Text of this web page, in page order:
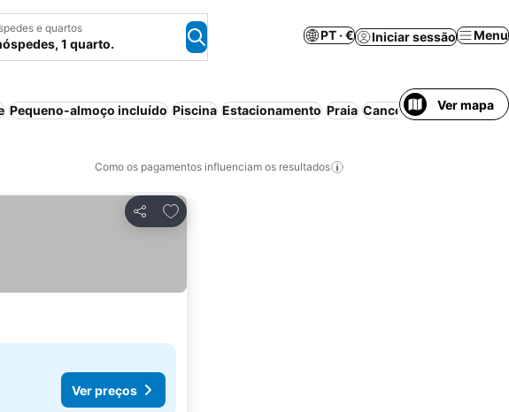
e quartos
1 quarto.
PT · € Iniciar sessão Menu
Pequeno-almoço incluído Piscina Estacionamento Praia Cancelamento gratuito
Ver mapa
Como os pagamentos influenciam os resultados
Partilhar
Adicionar aos favoritos
Ver preços